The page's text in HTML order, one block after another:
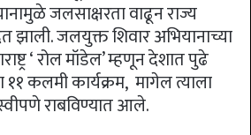
जलसाक्षरता वाढून राज्य
झाली. जलयुक्त शिवार अभियानाच्या
‘ रोल मॉडेल’ म्हणून देशात पुढे
कलमी कार्यक्रम, मागेल त्याला
राबविण्यात आले.